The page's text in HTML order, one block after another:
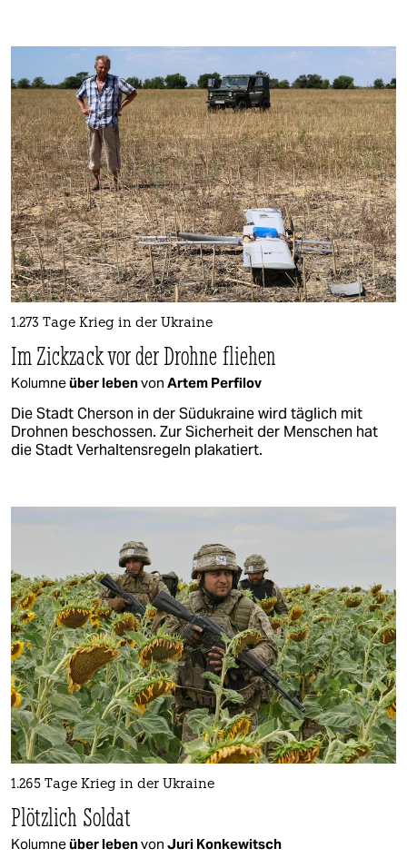
1.273 Tage Krieg in der Ukraine
Im Zickzack vor der Drohne fliehen
Kolumneüber lebenvon Artem Perfilov
Die Stadt Cherson in der Südukraine wird täglich mit
Drohnen beschossen. Zur Sicherheit der Menschen hat
die Stadt Verhaltensregeln plakatiert.
1.265 Tage Krieg in der Ukraine
Plötzlich Soldat
Kolumneüber lebenvon Juri Konkewitsch